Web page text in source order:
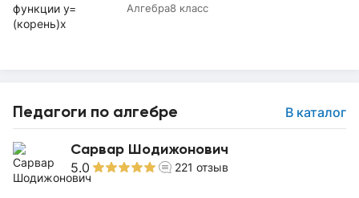
Алгебра8 класс
Педагоги по алгебре В каталог
Сарвар Шодижонович
5.0 221 отзыв